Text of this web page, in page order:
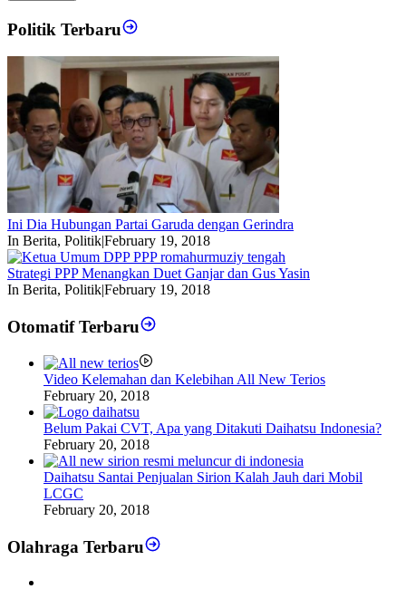
Politik Terbaru
Ini Dia Hubungan Partai Garuda dengan Gerindra
In Berita, Politik|February 19, 2018
Strategi PPP Menangkan Duet Ganjar dan Gus Yasin
In Berita, Politik|February 19, 2018
Otomatif Terbaru
Video Kelemahan dan Kelebihan All New Terios
February 20, 2018
Belum Pakai CVT, Apa yang Ditakuti Daihatsu Indonesia?
February 20, 2018
Daihatsu Santai Penjualan Sirion Kalah Jauh dari Mobil
LCGC
February 20, 2018
Olahraga Terbaru